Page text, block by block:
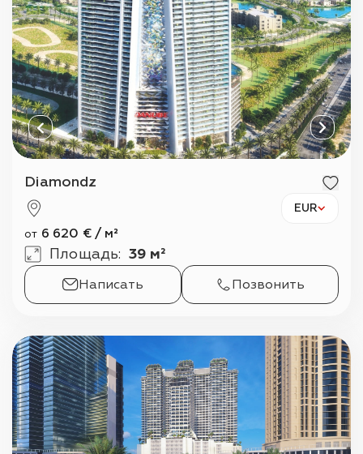
Diamondz
EUR
от 6 620 € / м²
Площадь: 39 м²
Написать Позвонить